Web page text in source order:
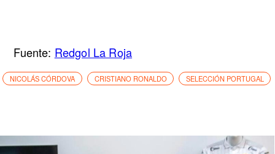
Fuente: Redgol La Roja
NICOLÁS CÓRDOVA CRISTIANO RONALDO SELECCIÓN PORTUGAL